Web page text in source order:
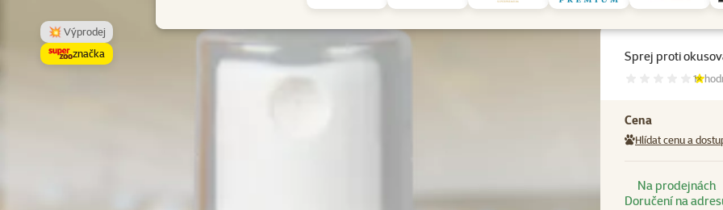
Sprej proti
1×
Cena
Hlídat cenu a
Na prodejnách
Doručení na
💥 Výprodej
značka